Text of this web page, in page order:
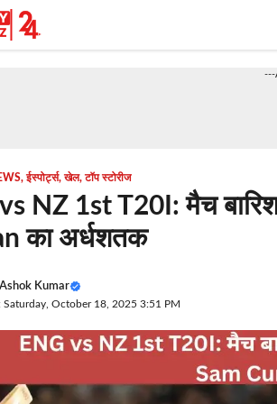
---
,ईस्पोर्ट्स,खेल,टॉप स्टोरीज
NZ 1st T20I: मैच
का अर्धशतक
Ashok Kumar
Saturday, October 18, 2025 3:51 PM